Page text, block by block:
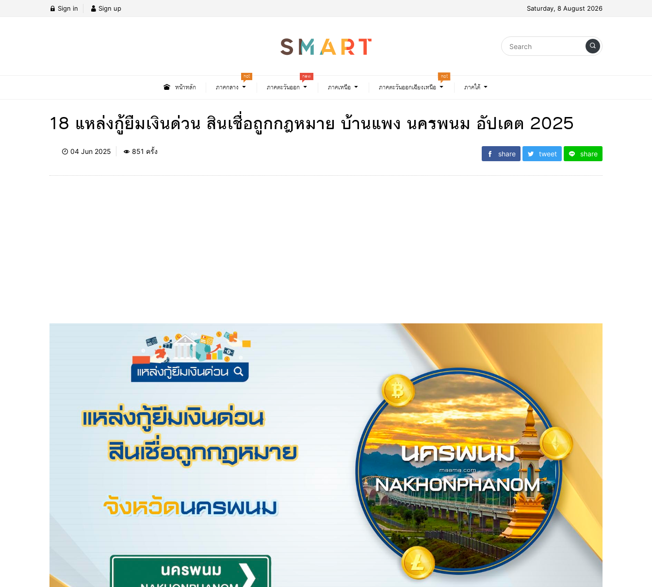
Sign in Sign up Saturday, 8 August 2026
หน้าหลัก ภาคกลาง
hot
ภาคตะวันออก
new
ภาคเหนือ ภาคตะวันออกเฉียงเหนือ
hot
ภาคใต้
18 แหล่งกู้ยืมเงินด่วน สินเชื่อถูกกฎหมาย บ้านแพง นครพนม อัปเดต 2025
04 Jun 2025 851 ครั้ง share tweet share